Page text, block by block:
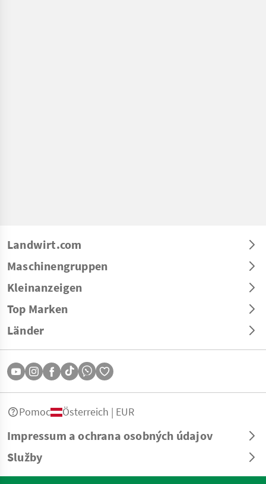
Landwirt.com
Maschinengruppen
Kleinanzeigen
Top Marken
Länder
Impressum a ochrana osobných údajov
Služby
Pomoc Österreich | EUR